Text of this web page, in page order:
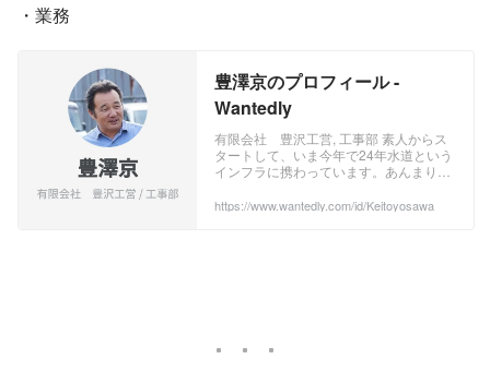
・業務
豊澤京のプロフィール -
Wantedly
有限会社 豊沢工営, 工事部 素人からス
タートして、いま今年で24年水道という
インフラに携わっています。あんまり良
なこの仕事。固定概念にとらわれず、あ
https://www.wantedly.com/id/Keitoyosawa